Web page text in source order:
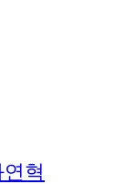
혁